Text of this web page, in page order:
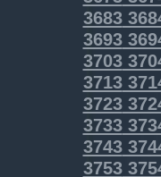
3683
3693
3703
3713
3723
3733
3743
3753